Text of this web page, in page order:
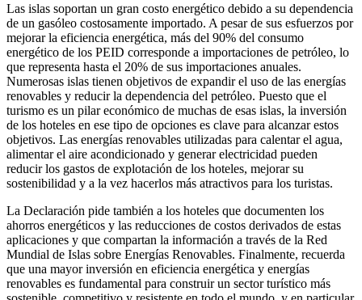
Las islas soportan un gran costo energético debido a su dependencia
de un gasóleo costosamente importado. A pesar de sus esfuerzos por
mejorar la eficiencia energética, más del 90% del consumo
energético de los PEID corresponde a importaciones de petróleo, lo
que representa hasta el 20% de sus importaciones anuales.
Numerosas islas tienen objetivos de expandir el uso de las energías
renovables y reducir la dependencia del petróleo. Puesto que el
turismo es un pilar económico de muchas de esas islas, la inversión
de los hoteles en ese tipo de opciones es clave para alcanzar estos
objetivos. Las energías renovables utilizadas para calentar el agua,
alimentar el aire acondicionado y generar electricidad pueden
reducir los gastos de explotación de los hoteles, mejorar su
sostenibilidad y a la vez hacerlos más atractivos para los turistas.
La Declaración pide también a los hoteles que documenten los
ahorros energéticos y las reducciones de costos derivados de estas
aplicaciones y que compartan la información a través de la Red
Mundial de Islas sobre Energías Renovables. Finalmente, recuerda
que una mayor inversión en eficiencia energética y energías
renovables es fundamental para construir un sector turístico más